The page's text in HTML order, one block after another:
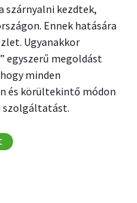
szárnyalni kezdtek,
Ennek hatására
Ugyanakkor
egyszerű megoldást
minden
és körültekintő módon
szolgáltatást.